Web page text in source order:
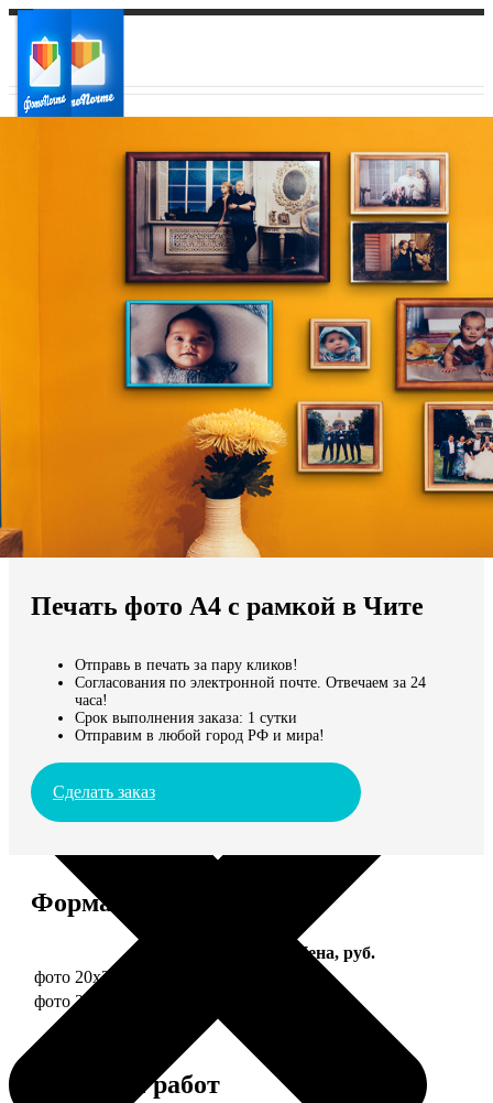
Ваш регион доставки
Выберите из списка:
Мы доставляем по всему миру
Продолжить без города
Печать фото А4 с рамкой в Чите
Отправь в печать за пару кликов!
Согласования по электронной почте. Отвечаем за 24
часа!
Срок выполнения заказа: 1 сутки
Отправим в любой город РФ и мира!
Сделать заказ
Форматы и цены
Цена, руб.
фото 20х30 в деревянной рамке
фото 20х30 в алюминиевой рамке
Примеры работ